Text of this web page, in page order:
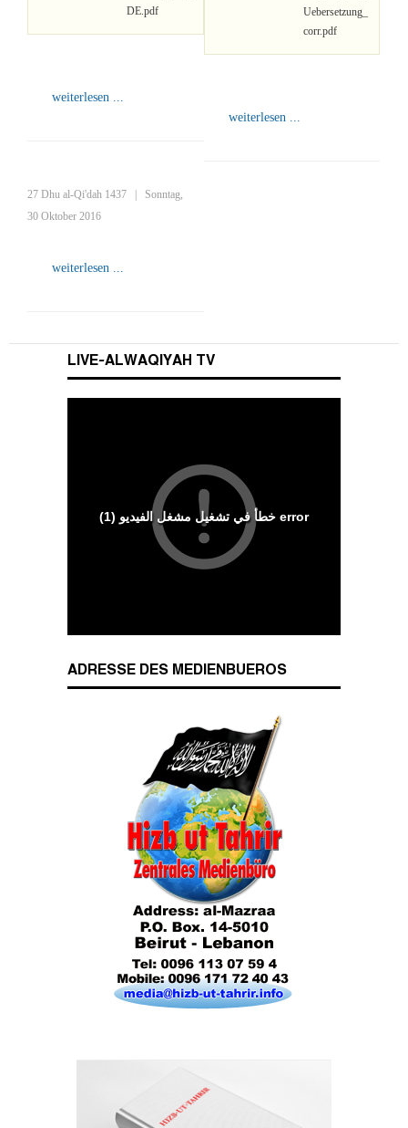
DE.pdf
weiterlesen ...
Uebersetzung_
corr.pdf
weiterlesen ...
27 Dhu al-Qi'dah 1437
Sonntag,
30 Oktober 2016
weiterlesen ...
LIVE-ALWAQIYAH TV
ADRESSE DES MEDIENBUEROS
Die Lebensordnung des Islam
Das Kalifat